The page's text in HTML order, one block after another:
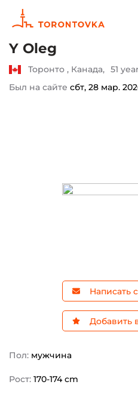
Y Oleg
Торонто , Канада, 51
Был на сайте сбт, 28 мар.
Написать
Добавить
Пол: мужчина
Рост: 170-174 cm